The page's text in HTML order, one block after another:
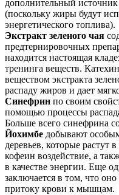
дополнительный
(поскольку жиры будут
энергетического топлива).
Экстракт зеленого чая
предтернировочных
находится настоящая
тренинга веществ.
веществом экстракта
распаду жиров и дает
Синефрин по своим
помощью процессы
Больше всего синефрина
Йохимбе добывают
деревьев, которые растут
кофеин воздействие, а
в качестве энергии. Еще
заключается в том, что
притоку крови к мышцам.